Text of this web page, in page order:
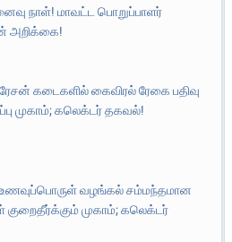
நாள்! மாவட்ட பொறுப்பாளர்
அறிக்கை!
கடைகளில் கைவிரல் ரேகை பதிவு
முகாம்; கலெக்டர் தகவல்!
உணவுப்பொருள் வழங்கல் சம்மந்தமான
முகாம்; கலெக்டர்